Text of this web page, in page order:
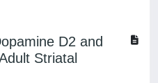
D2 and
Striatal